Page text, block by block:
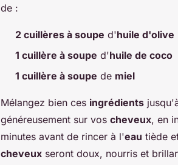
de :
2 cuillères à soupe d'huile d'olive
1 cuillère à soupe d'huile de coco
1 cuillère à soupe de miel
Mélangez bien ces ingrédients
généreusement sur vos cheveux, en
minutes avant de rincer à l'eau tiède
cheveux seront doux, nourris et